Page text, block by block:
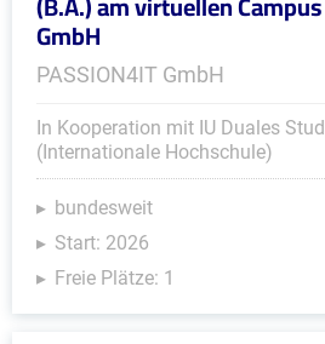
GmbH
PASSION4IT GmbH
In Kooperation mit IU Duales
(Internationale Hochschule)
bundesweit
Start: 2026
Freie Plätze: 1